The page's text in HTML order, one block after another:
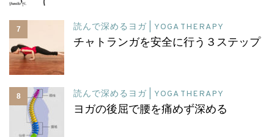
7 読んで深めるヨガ | YOGA THERAPY
チャトランガを安全に行う３ステップ
8 読んで深めるヨガ | YOGA THERAPY
ヨガの後屈で腰を痛めず深める